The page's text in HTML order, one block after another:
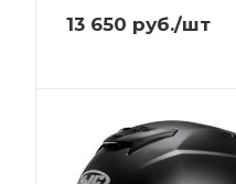
13 650 руб./шт